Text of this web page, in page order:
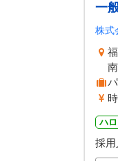
一
株式
ハ
採用